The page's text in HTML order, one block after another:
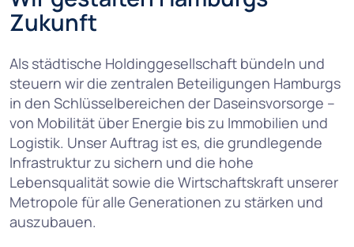
Zukunft
Als städtische Holdinggesellschaft bündeln und
steuern wir die zentralen Beteiligungen Hamburgs
in den Schlüsselbereichen der Daseinsvorsorge –
von Mobilität über Energie bis zu Immobilien und
Logistik. Unser Auftrag ist es, die grundlegende
Infrastruktur zu sichern und die hohe
Lebensqualität sowie die Wirtschaftskraft unserer
Metropole für alle Generationen zu stärken und
auszubauen.